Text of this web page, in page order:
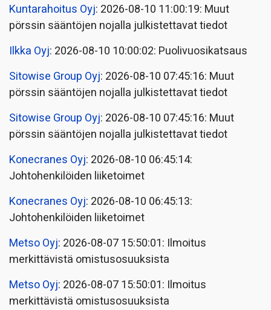
Kuntarahoitus Oyj: 2026-08-10 11:00:19: Muut
pörssin sääntöjen nojalla julkistettavat tiedot
Ilkka Oyj: 2026-08-10 10:00:02: Puolivuosikatsaus
Sitowise Group Oyj: 2026-08-10 07:45:16: Muut
pörssin sääntöjen nojalla julkistettavat tiedot
Sitowise Group Oyj: 2026-08-10 07:45:16: Muut
pörssin sääntöjen nojalla julkistettavat tiedot
Konecranes Oyj: 2026-08-10 06:45:14:
Johtohenkilöiden liiketoimet
Konecranes Oyj: 2026-08-10 06:45:13:
Johtohenkilöiden liiketoimet
Metso Oyj: 2026-08-07 15:50:01: Ilmoitus
merkittävistä omistusosuuksista
Metso Oyj: 2026-08-07 15:50:01: Ilmoitus
merkittävistä omistusosuuksista